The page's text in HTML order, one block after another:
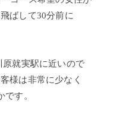
ばして30分前に
就実駅に近いので
様は非常に少なく
す。